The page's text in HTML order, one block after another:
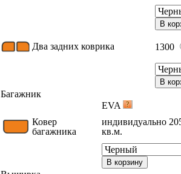
В
Два задних коврика 1300
В
Багажник
EVA
Ковер
багажника
индивидуально
кв.м.
В корзину